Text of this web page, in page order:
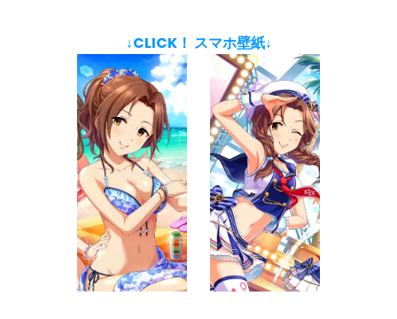
↓CLICK！ スマホ壁紙↓